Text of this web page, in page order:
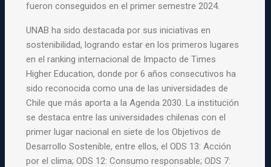
fueron conseguidos en el primer semestre 2024.
UNAB ha sido destacada por sus iniciativas en
sostenibilidad, logrando estar en los primeros lugares
en el ranking internacional de Impacto de Times
Higher Education, donde por 6 años consecutivos ha
sido reconocida como una de las universidades de
Chile que más aporta a la Agenda 2030. La institución
se destaca entre las universidades chilenas con el
primer lugar nacional en siete de los Objetivos de
Desarrollo Sostenible, entre ellos, el ODS 13: Acción
por el clima; ODS 12: Consumo responsable; ODS 7: